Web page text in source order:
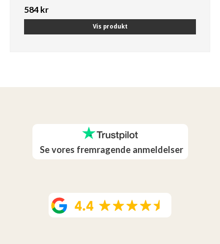
584 kr
Vis produkt
Se vores fremragende anmeldelser